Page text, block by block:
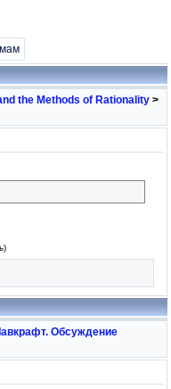
the Methods of Rationality >
Обсуждение